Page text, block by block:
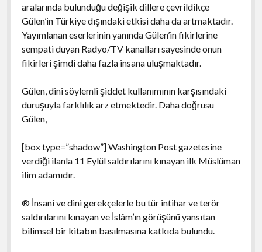
aralarında bulunduğu değişik dillere çevrildikçe
Gülen’in Türkiye dışındaki etkisi daha da artmaktadır.
Yayımlanan eserlerinin yanında Gülen’in fikirlerine
sempati duyan Radyo/TV kanalları sayesinde onun
fikirleri şimdi daha fazla insana uluşmaktadır.
Gülen, dini söylemli şiddet kullanımının karşısındaki
duruşuyla farklılık arz etmektedir. Daha doğrusu
Gülen,
[box type=”shadow”] Washington Post gazetesine
verdiği ilanla 11 Eylül saldırılarını kınayan ilk Müslüman
ilim adamıdır.
® İnsani ve dini gerekçelerle bu tür intihar ve terör
saldırılarını kınayan ve İslâm’ın görüşünü yansıtan
bilimsel bir kitabın basılmasına katkıda bulundu.